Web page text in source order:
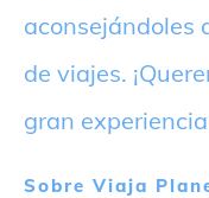
aconsejándoles
de viajes.
gran
Sobre Viaja